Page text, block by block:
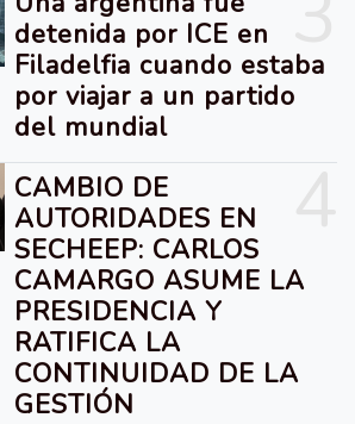
detenida por ICE en
Filadelfia cuando estaba
por viajar a un partido
del mundial
CAMBIO DE
AUTORIDADES EN
SECHEEP: CARLOS
CAMARGO ASUME LA
PRESIDENCIA Y
RATIFICA LA
CONTINUIDAD DE LA
GESTIÓN